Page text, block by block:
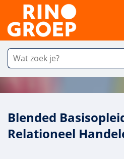
Blended
Relationeel